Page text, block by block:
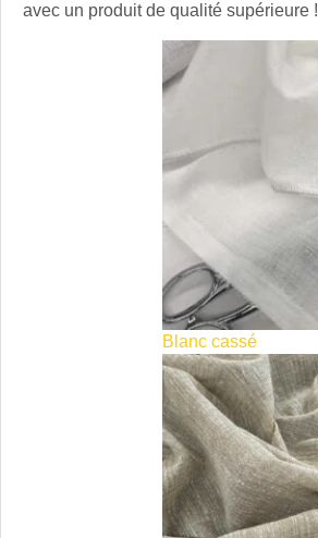
avec un produit de qualité supérieure !
Blanc cassé